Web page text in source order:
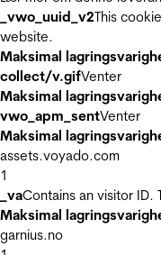
_vwo_uuid_v2This
website.
Maksimal
collect/v.gifVenter
Maksimal
vwo_apm_sentVenter
Maksimal
assets.voyado.com
1
_vaContains an visitor
Maksimal
garnius.no